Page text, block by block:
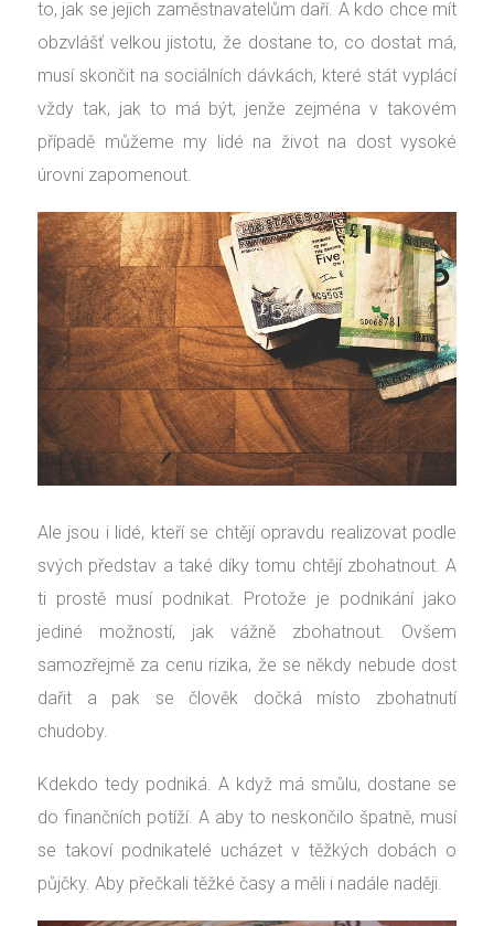
to, jak se jejich zaměstnavatelům daří. A kdo chce mít
obzvlášť velkou jistotu, že dostane to, co dostat má,
musí skončit na sociálních dávkách, které stát vyplácí
vždy tak, jak to má být, jenže zejména v takovém
případě můžeme my lidé na život na dost vysoké
úrovni zapomenout.
Ale jsou i lidé, kteří se chtějí opravdu realizovat podle
svých představ a také díky tomu chtějí zbohatnout. A
ti prostě musí podnikat. Protože je podnikání jako
jediné možností, jak vážně zbohatnout. Ovšem
samozřejmě za cenu rizika, že se někdy nebude dost
dařit a pak se člověk dočká místo zbohatnutí
chudoby.
Kdekdo tedy podniká. A když má smůlu, dostane se
do finančních potíží. A aby to neskončilo špatně, musí
se takoví podnikatelé ucházet v těžkých dobách o
půjčky. Aby přečkali těžké časy a měli i nadále naději.